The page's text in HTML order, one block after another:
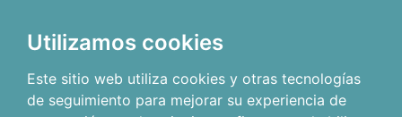
Utilizamos cookies
Este sitio web utiliza cookies y otras tecnologías
de seguimiento para mejorar su experiencia de